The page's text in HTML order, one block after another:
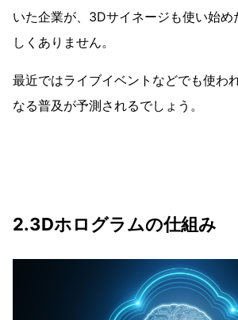
いた企業が、3Dサイネージも使い始
しくありません。
最近ではライブイベントなどでも使わ
なる普及が予測されるでしょう。
2.3Dホログラムの仕組み